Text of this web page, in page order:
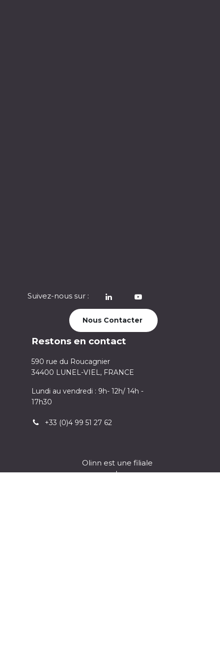
Suivez-nous sur :
Nous Contacter
Restons en contact
590 rue du Roucagnier
34400 LUNEL-VIEL, FRANCE
Lundi au vendredi : 9h- 12h/ 14h -
17h30
+33 (0)4 99 51 27 62
Olinn est une filiale
de